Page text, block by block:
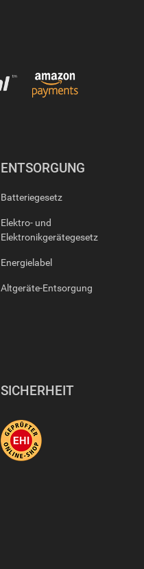
ENTSORGUNG
Batteriegesetz
Elektro- und
Elektronikgerätegesetz
Energielabel
Altgeräte-Entsorgung
SICHERHEIT